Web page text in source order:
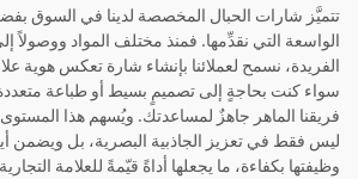
تتميَّز شارات الحبال المخصصة لدينا في السوق
الواسعة التي نقدِّمها. فمنذ مختلف المواد ووصولاً
الفريدة، نسمح لعملائنا بإنشاء شارة تعكس هوية
سواء كنت بحاجةٍ إلى تصميمٍ بسيط أو طباعة متعددة
فريقنا الماهر جاهزٌ لمساعدتك. ويُسهم هذا
ليس فقط في تعزيز الجاذبية البصرية، بل ويضمن
وظيفتها بكفاءة، ما يجعلها أداةً قيّمةً للعلامة